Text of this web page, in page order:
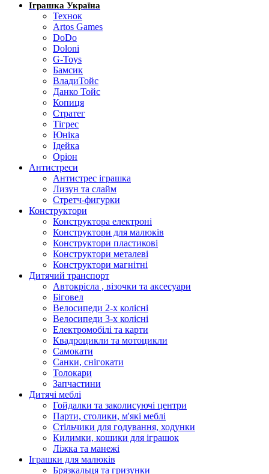
Іграшка Україна
Технок
Artos Games
DoDo
Doloni
G-Toys
Бамсик
ВладиТойс
Данко Тойс
Копиця
Стратег
Тігрес
Юніка
Ідейка
Оріон
Антистреси
Антистрес іграшка
Лизун та слайм
Стретч-фигурки
Конструктори
Конструктора електроні
Конструктори для малюків
Конструктори пластикові
Конструктори металеві
Конструктори магнітні
Дитячий транспорт
Автокрісла , візочки та аксесуари
Біговел
Велосипеди 2-х колісні
Велосипеди 3-х колісні
Електромобілі та карти
Квадроцикли та мотоцикли
Самокати
Санки, снігокати
Толокари
Запчастини
Дитячі меблі
Гойдалки та заколисуючі центри
Парти, столики, м'які меблі
Стільчики для годування, ходунки
Килимки, кошики для іграшок
Ліжка та манежі
Іграшки для малюків
Брязкальця та гризунки